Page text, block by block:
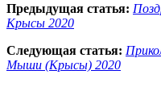
Предыдущая статья:
Крысы 2020
Следующая статья:
Мыши (Крысы) 2020